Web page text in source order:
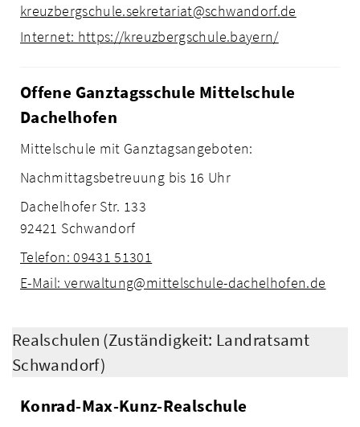
kreuzbergschule.sekretariat@schwandorf.de
Internet: https://kreuzbergschule.bayern/
Offene Ganztagsschule Mittelschule
Dachelhofen
Mittelschule mit Ganztagsangeboten:
Nachmittagsbetreuung bis 16 Uhr
Dachelhofer Str. 133
92421 Schwandorf
Telefon: 09431 51301
E-Mail: verwaltung@mittelschule-dachelhofen.de
Realschulen (Zuständigkeit: Landratsamt
Schwandorf)
Konrad-Max-Kunz-Realschule